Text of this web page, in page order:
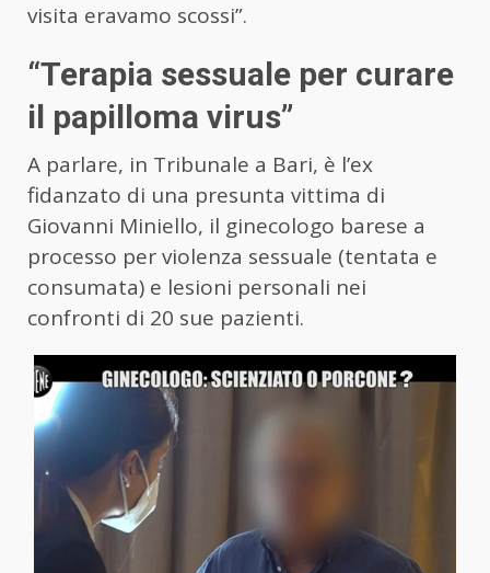
visita eravamo scossi”.
“Terapia sessuale per curare
il papilloma virus”
A parlare, in Tribunale a Bari, è l’ex
fidanzato di una presunta vittima di
Giovanni Miniello, il ginecologo barese a
processo per violenza sessuale (tentata e
consumata) e lesioni personali nei
confronti di 20 sue pazienti.